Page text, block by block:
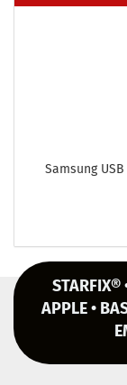
Sam­sung
STARFIX®
APPLE •